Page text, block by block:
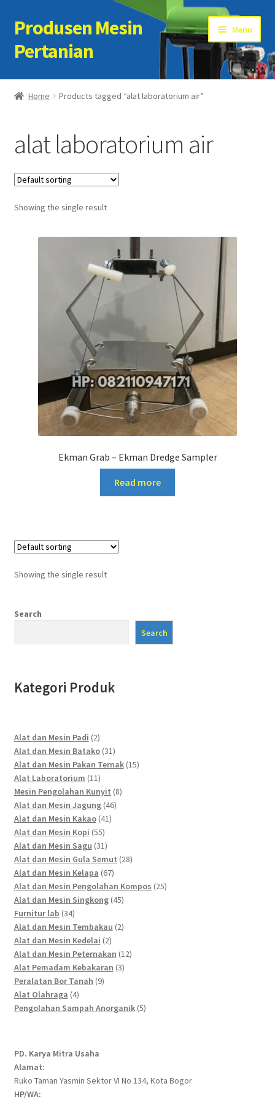
Skip
to
navigation
Skip
to
content
Produsen Mesin
Pertanian
Menu
Home
Cart
Checkout
Kontak Kami
My account
Home Products tagged “alat laboratorium air”
alat laboratorium air
Showing the single result
Ekman Grab – Ekman Dredge Sampler
Read more
Showing the single result
Search
Search
Kategori Produk
Alat dan Mesin Padi 22
products
Alat dan Mesin Batako 3131
products
Alat dan Mesin Pakan Ternak 1515
Alat Laboratorium 1111
products
Mesin Pengolahan Kunyit 88
Alat dan Mesin Jagung 4646
Alat dan Mesin Kakao 4141
Alat dan Mesin Kopi 5555
products
Alat dan Mesin Sagu 3131
products
Alat dan Mesin Gula Semut 2828
Alat dan Mesin Kelapa 6767
products
Alat dan Mesin Pengolahan Kompos 2525
Alat dan Mesin Singkong 4545
Furnitur lab 3434
products
Alat dan Mesin Tembakau 22
Alat dan Mesin Kedelai 22
products
Alat dan Mesin Peternakan 1212
Alat Pemadam Kebakaran 33
Peralatan Bor Tanah 99
Alat Olahraga 44
products
Pengolahan Sampah Anorganik 55
PD. Karya Mitra Usaha
Alamat:
Ruko Taman Yasmin Sektor VI No 134, Kota Bogor
HP/WA: